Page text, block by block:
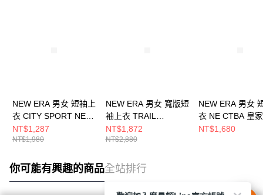
NEW ERA 男女 短袖上
衣 CITY SPORT NE
藍 NE14500148
NT$1,287
NT$1,980
NEW ERA 男女 寬版短
袖上衣 TRAIL
RUNNER NE 淺藍
NE14701269
NT$1,872
NT$2,880
NEW ERA 男女
衣 NE CTBA 皇
NE14517776
NT$1,680
你可能有興趣的商品全站排行